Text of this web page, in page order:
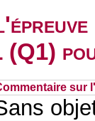
(Q1)
sur